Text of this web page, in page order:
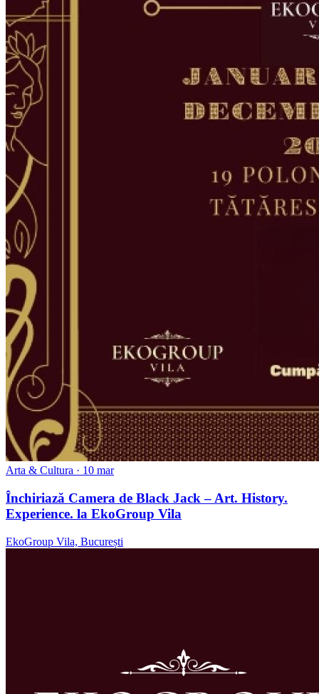
Arta & Cultura · 10 mar
Închiriază Camera de Black Jack – Art. History.
Experience. la EkoGroup Vila
EkoGroup Vila, București